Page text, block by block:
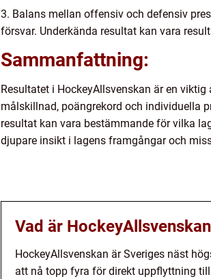
3. Balans mellan offensiv och defensiv
försvar. Underkända resultat kan vara
Sammanfattning:
Resultatet i HockeyAllsvenskan är en
målskillnad, poängrekord och individuella
resultat kan vara bestämmande för vilka
djupare insikt i lagens framgångar och
Vad är
HockeyAllsvenskan är Sveriges näst
att nå topp fyra för direkt uppflyttning till